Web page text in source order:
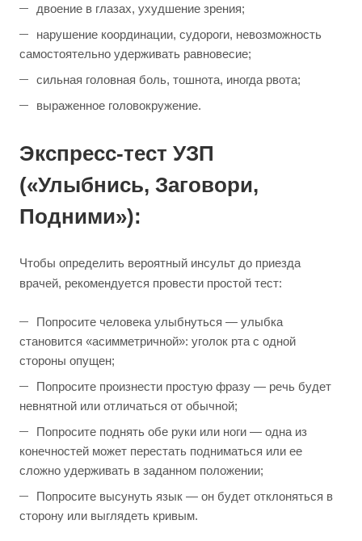
двоение в глазах, ухудшение зрения;
нарушение координации, судороги, невозможность
самостоятельно удерживать равновесие;
сильная головная боль, тошнота, иногда рвота;
выраженное головокружение.
Экспресс-тест УЗП
(«Улыбнись, Заговори,
Подними»):
Чтобы определить вероятный инсульт до приезда
врачей, рекомендуется провести простой тест:
Попросите человека улыбнуться — улыбка
становится «асимметричной»: уголок рта с одной
стороны опущен;
Попросите произнести простую фразу — речь будет
невнятной или отличаться от обычной;
Попросите поднять обе руки или ноги — одна из
конечностей может перестать подниматься или ее
сложно удерживать в заданном положении;
Попросите высунуть язык — он будет отклоняться в
сторону или выглядеть кривым.